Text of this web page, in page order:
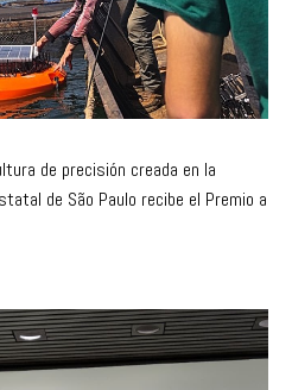
de precisión creada en la
de São Paulo recibe el Premio a